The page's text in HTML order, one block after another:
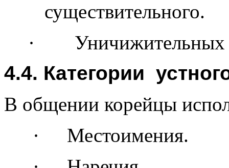
существительного.
·
Уничижительных
4.4. Категории
В общении корейцы
·
Местоимения.